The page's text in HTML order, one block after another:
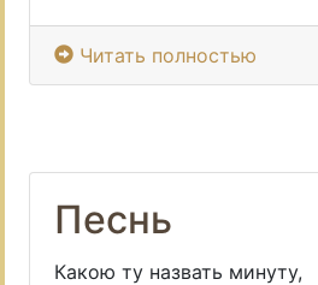
Читать полностью
Песнь
Какою ту назвать минуту,